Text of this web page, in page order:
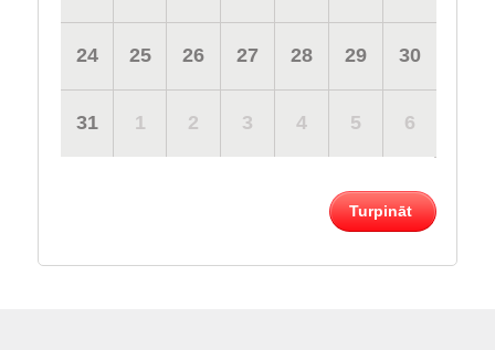
24 25 26 27 28 29 30
31 1 2 3 4 5 6
Turpināt